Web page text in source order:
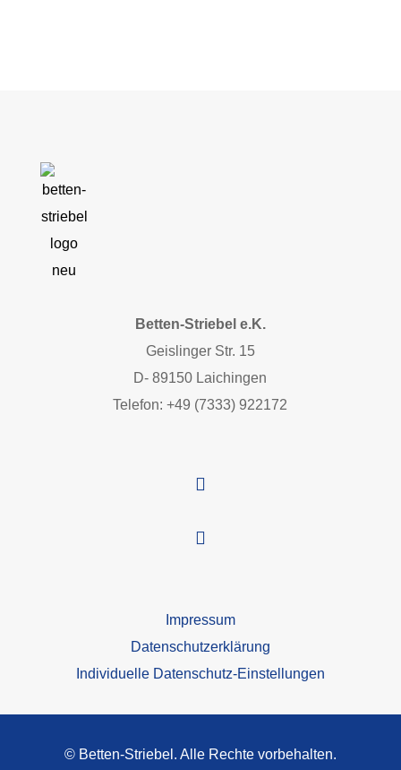
Betten-Striebel e.K.
Geislinger Str. 15
D- 89150 Laichingen
Telefon: +49 (7333) 922172


Impressum
Datenschutzerklärung
Individuelle Datenschutz-Einstellungen
© Betten-Striebel. Alle Rechte vorbehalten.